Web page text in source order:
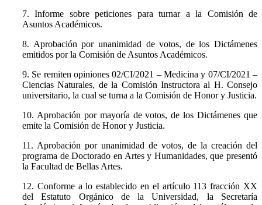
7. Informe sobre peticiones para turnar a la Comisión de
Asuntos Académicos.
8. Aprobación por unanimidad de votos, de los Dictámenes
emitidos por la Comisión de Asuntos Académicos.
9. Se remiten opiniones 02/CI/2021 – Medicina y 07/CI/2021 –
Ciencias Naturales, de la Comisión Instructora al H. Consejo
universitario, la cual se turna a la Comisión de Honor y Justicia.
10. Aprobación por mayoría de votos, de los Dictámenes que
emite la Comisión de Honor y Justicia.
11. Aprobación por unanimidad de votos, de la creación del
programa de Doctorado en Artes y Humanidades, que presentó
la Facultad de Bellas Artes.
12. Conforme a lo establecido en el artículo 113 fracción XX
del Estatuto Orgánico de la Universidad, la Secretaría